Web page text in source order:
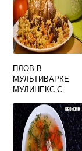
ПЛОВ В
МУЛЬТИВАРКЕ
МУЛИНЕКС С